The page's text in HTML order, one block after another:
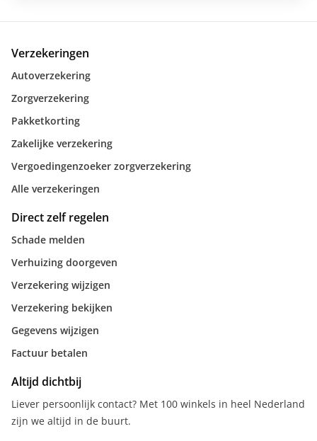
Verzekeringen
Autoverzekering
Zorgverzekering
Pakketkorting
Zakelijke verzekering
Vergoedingenzoeker zorgverzekering
Alle verzekeringen
Direct zelf regelen
Schade melden
Verhuizing doorgeven
Verzekering wijzigen
Verzekering bekijken
Gegevens wijzigen
Factuur betalen
Altijd dichtbij
Liever persoonlijk contact? Met 100 winkels in heel Nederland
zijn we altijd in de buurt.